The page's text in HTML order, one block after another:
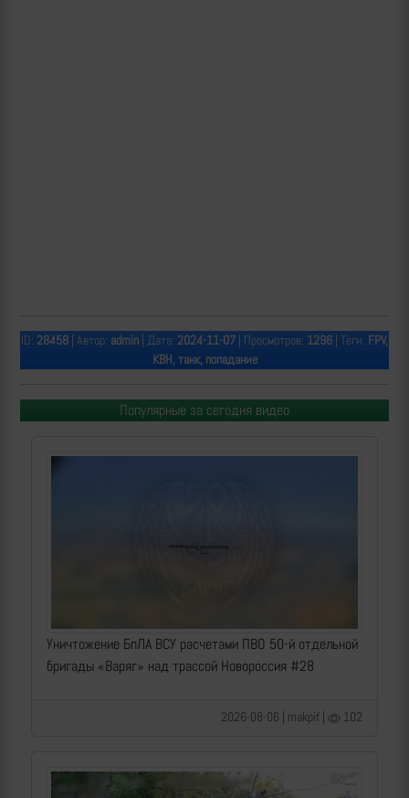
ID: 28458 | Автор: admin | Дата: 2024-11-07 | Просмотров: 1296 | Теги: FPV,
КВН, танк, попадание
Популярные за сегодня видео
Уничтожение БпЛА ВСУ расчетами ПВО 50-й отдельной
бригады «Варяг» над трассой Новороссия #28
2026-08-06 | makpif | 102